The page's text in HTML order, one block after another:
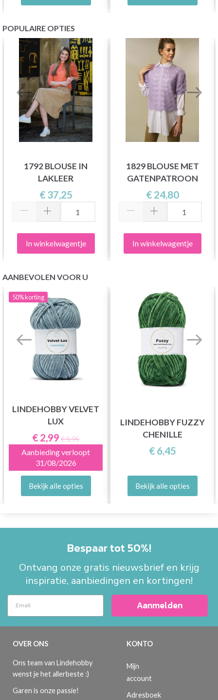
POPULAIRE OPTIES
1792 BLOUSE IN
LAKLEER
€ 37,25
In winkelwagentje
1829 BLOUSE MET
GATENPATROON
€ 24,80
In winkelwagentje
AANBEVOLEN VOOR U
50%korting
LINDEHOBBY VELVET
LUX
€ 2,99 € 5,95
Aanbieding verloopt
31/08/2026
Bekijk alle opties
LINDEHOBBY FUZZY
CHENILLE
€ 6,45
Bekijk alle opties
Bespaar tot 50%!
Ontvang onze gratis nieuwsbrief en krijg
inspiratie, aanbiedingen en kortingen!
Aanmelden
OVER ONS
Ons team van Lindehobby
wenst je het allerbeste :)
Garen is onze passie!
KONTO
Mijn
account
Adresboek